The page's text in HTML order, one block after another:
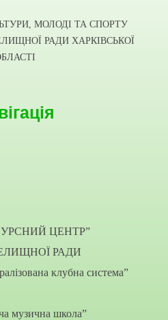
МОЛОДІ ТА СПОРТУ
РАДИ ХАРКІВСЬКОЇ
ЦЕНТР”
РАДИ
клубна система”
музична школа”